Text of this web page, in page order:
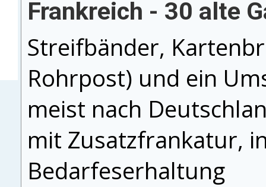
Frankreich - 30 alte
Streifbänder,
Rohrpost) und ein
meist nach
mit Zusatzfrankatur,
Bedarfeserhaltung